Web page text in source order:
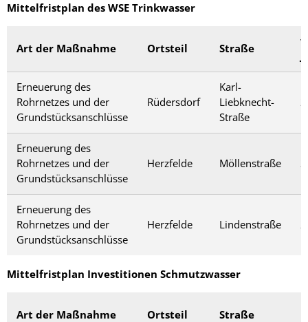
Mittelfristplan des WSE Trinkwasser
Art der Maßnahme Ortsteil Straße
Erneuerung des
Rohrnetzes und der
Grundstücksanschlüsse
Rüdersdorf
Karl-
Liebknecht-
Straße
Erneuerung des
Rohrnetzes und der
Grundstücksanschlüsse
Herzfelde Möllenstraße
Erneuerung des
Rohrnetzes und der
Grundstücksanschlüsse
Herzfelde Lindenstraße
Mittelfristplan Investitionen Schmutzwasser
Art der Maßnahme Ortsteil Straße